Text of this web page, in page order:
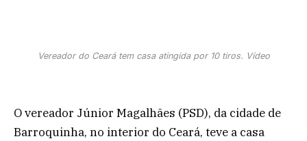
Vereador do Ceará tem casa atingida por 10 tiros. Vídeo
O vereador Júnior Magalhães (PSD), da cidade de
Barroquinha, no interior do Ceará, teve a casa